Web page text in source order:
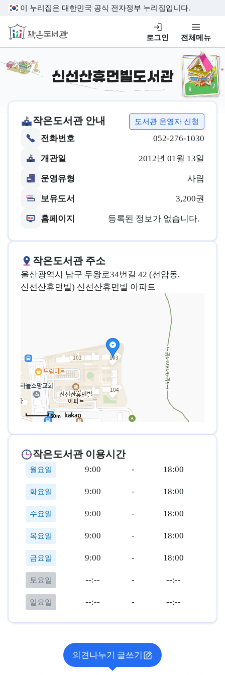
본문 바로가기
이 누리집은 대한민국 공식 전자정부 누리집입니다.
작은도서관
로그인 전체메뉴
신선산휴먼빌도서관
작은도서관 안내 도서관 운영자 신청
전화번호 052-276-1030
개관일 2012년 01월 13일
운영유형 사립
보유도서 3,200권
홈페이지 등록된 정보가 없습니다.
작은도서관 주소
울산광역시 남구 두왕로34번길 42 (선암동,
신선산휴먼빌) 신선산휴먼빌 아파트
50m
작은도서관 이용시간
월요일 9:00 - 18:00
화요일 9:00 - 18:00
수요일 9:00 - 18:00
목요일 9:00 - 18:00
금요일 9:00 - 18:00
토요일 --:-- - --:--
일요일 --:-- - --:--
의견나누기 글쓰기